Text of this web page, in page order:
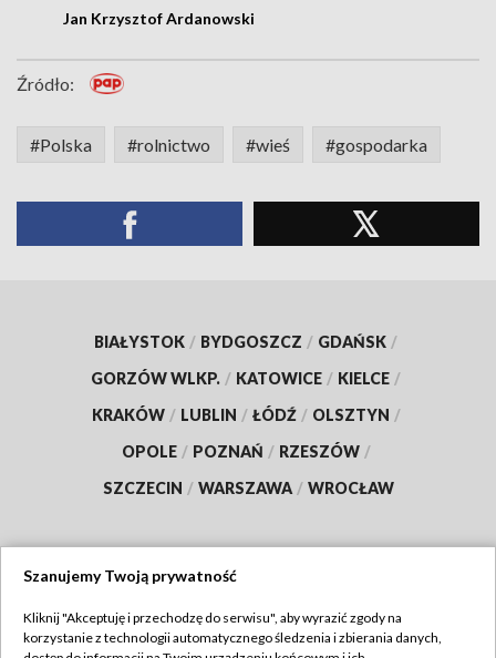
Jan Krzysztof Ardanowski
Źródło:
#Polska #rolnictwo #wieś #gospodarka
BIAŁYSTOK / BYDGOSZCZ / GDAŃSK /
GORZÓW WLKP. / KATOWICE / KIELCE /
KRAKÓW / LUBLIN / ŁÓDŹ / OLSZTYN /
OPOLE / POZNAŃ / RZESZÓW /
SZCZECIN / WARSZAWA / WROCŁAW
TVP
Szanujemy Twoją prywatność
Kliknij "Akceptuję i przechodzę do serwisu", aby wyrazić zgody na
korzystanie z technologii automatycznego śledzenia i zbierania danych,